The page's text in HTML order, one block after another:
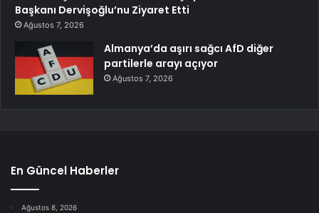
Başkanı Dervişoğlu’nu Ziyaret Etti
Ağustos 7, 2026
Almanya’da aşırı sağcı AfD diğer
partilerle arayı açıyor
Ağustos 7, 2026
En Güncel Haberler
Ağustos 8, 2026